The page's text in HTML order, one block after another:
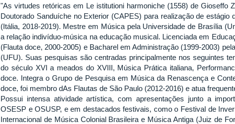
"As virtudes retóricas em Le istitutioni harmoniche (1558) de Gioseffo
Doutorado Sanduíche no Exterior (CAPES) para realização de estágio
(Itália, 2018-2019). Mestre em Música pela Universidade de Brasília
a relação indivíduo-música na educação musical. Licenciada em
(Flauta doce, 2000-2005) e Bacharel em Administração (1999-2003)
(UFU). Suas pesquisas são centradas principalmente nos seguintes
do século XVI a meados do XVIII, Música Prática italiana,
doce. Integra o Grupo de Pesquisa em Música da Renascença e
doce, foi membro dAs Flautas de São Paulo (2012-2016) e atua
Possui intensa atividade artística, com apresentações junto a
OSESP e OSUSP, e em destacados festivais, como o Festival de
Internacional de Música Colonial Brasileira e Música Antiga (Juiz de